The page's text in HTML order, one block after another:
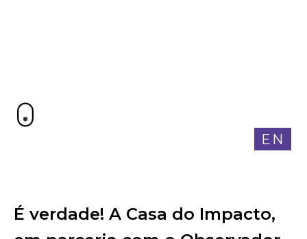
EN
É verdade! A Casa do Impacto,